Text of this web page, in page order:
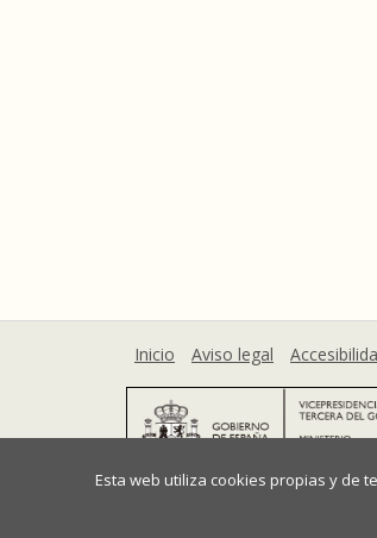
Inicio Aviso legal
Esta web utiliza cookies propias y de